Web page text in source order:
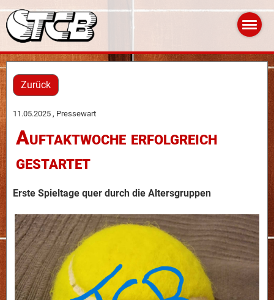
Zurück
11.05.2025 , Pressewart
Auftaktwoche erfolgreich
gestartet
Erste Spieltage quer durch die Altersgruppen